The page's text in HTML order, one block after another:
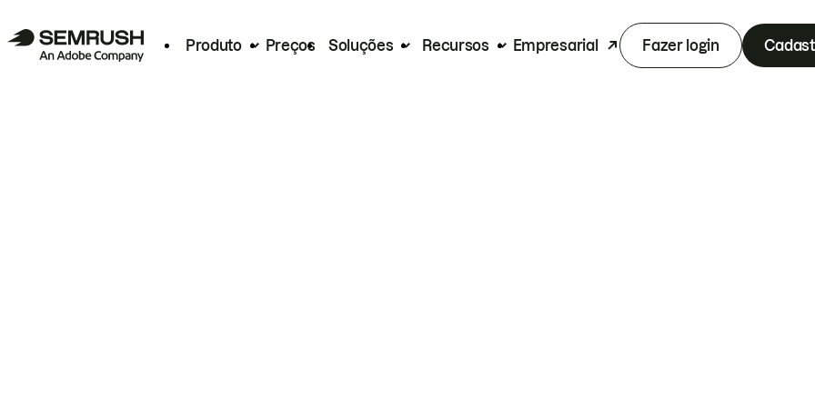
Produto Preços Soluções Recursos Empresarial Fazer login